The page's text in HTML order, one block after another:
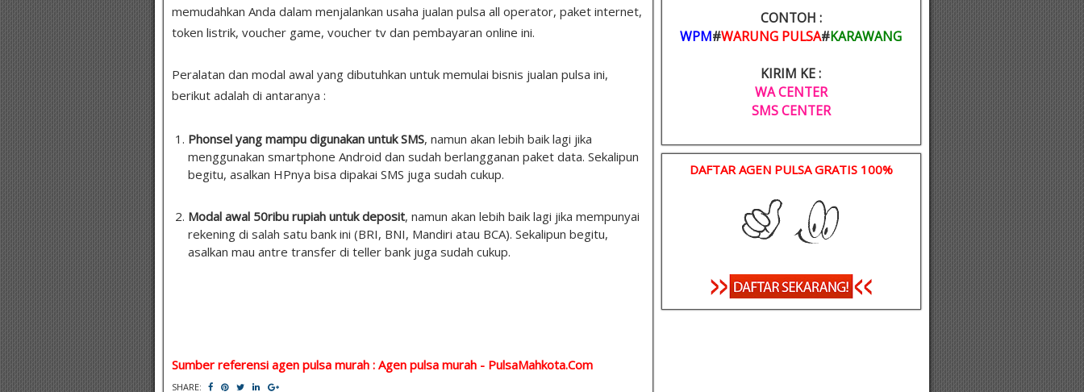
memudahkan Anda dalam menjalankan usaha jualan pulsa all operator, paket internet,
token listrik, voucher game, voucher tv dan pembayaran online ini.
Peralatan dan modal awal yang dibutuhkan untuk memulai bisnis jualan pulsa ini,
berikut adalah di antaranya :
Phonsel yang mampu digunakan untuk SMS, namun akan lebih baik lagi jika
menggunakan smartphone Android dan sudah berlangganan paket data. Sekalipun
begitu, asalkan HPnya bisa dipakai SMS juga sudah cukup.
Modal awal 50ribu rupiah untuk deposit, namun akan lebih baik lagi jika mempunyai
rekening di salah satu bank ini (BRI, BNI, Mandiri atau BCA). Sekalipun begitu,
asalkan mau antre transfer di teller bank juga sudah cukup.
Sumber referensi agen pulsa murah : Agen pulsa murah - PulsaMahkota.Com
SHARE:
CONTOH :
WPM#WARUNG PULSA#KARAWANG
KIRIM KE :
WA CENTER
SMS CENTER
DAFTAR AGEN PULSA GRATIS 100%